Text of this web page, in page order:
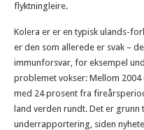
flyktningleire.
Kolera er er en typisk ulands-
er den som allerede er svak –
immunforsvar, for eksempel
problemet vokser: Mellom
med 24 prosent fra
land verden rundt. Det er grunn
underrapportering, siden